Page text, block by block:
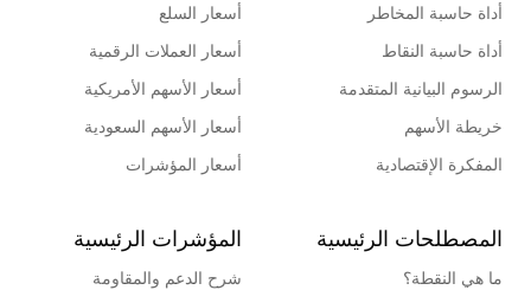
أداة حاسبة المخاطر
أداة حاسبة النقاط
الرسوم البيانية المتقدمة
خريطة الأسهم
المفكرة الإقتصادية
أسعار السلع
أسعار العملات الرقمية
أسعار الأسهم الأمريكية
أسعار الأسهم السعودية
أسعار المؤشرات
المصطلحات الرئيسية
ما هي النقطة؟
المؤشرات الرئيسية
شرح الدعم والمقاومة